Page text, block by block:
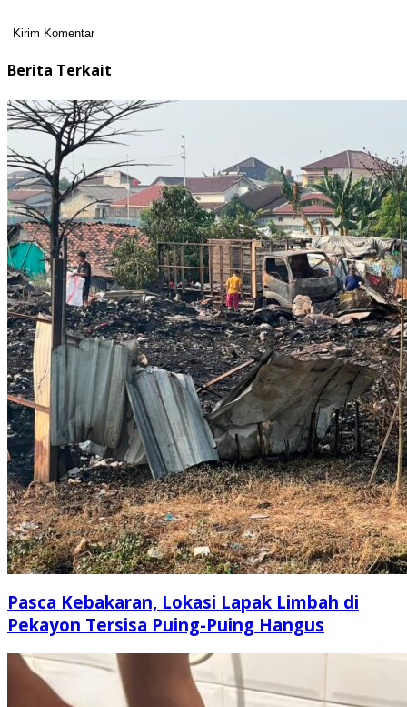
Berita Terkait
Pasca Kebakaran, Lokasi Lapak Limbah di
Pekayon Tersisa Puing-Puing Hangus